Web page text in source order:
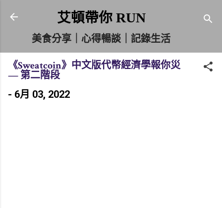
跳到主要內容
艾頓帶你 RUN
美食分享｜心得暢談｜記錄生活
《Sweatcoin》中文版代幣經濟學報你災
— 第二階段
- 6月 03, 2022